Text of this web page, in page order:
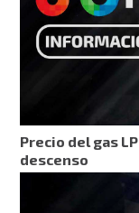
Precio del gas
descenso